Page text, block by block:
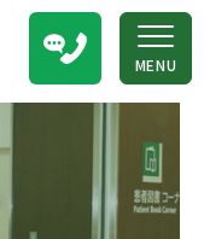
MENU